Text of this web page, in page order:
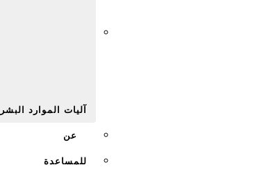
آليات الموارد
عن
للمساعدة